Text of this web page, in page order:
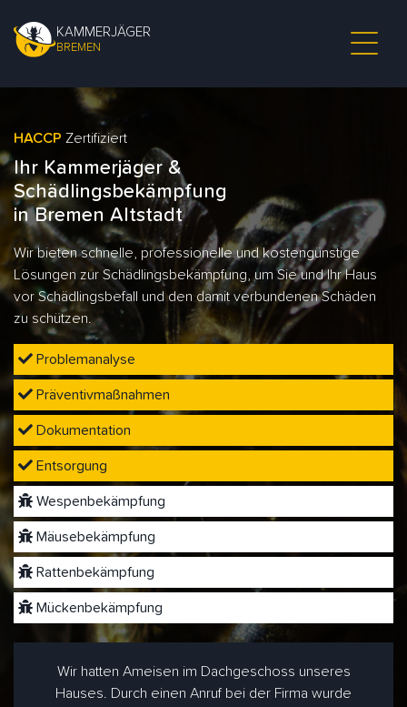
KAMMERJÄGER
BREMEN
HACCP Zertifiziert
Ihr Kammerjäger &
Schädlingsbekämpfung
in Bremen Altstadt
Wir bieten schnelle, professionelle und kostengünstige
Lösungen zur Schädlingsbekämpfung, um Sie und Ihr Haus
vor Schädlingsbefall und den damit verbundenen Schäden
zu schützen.
Problemanalyse
Präventivmaßnahmen
Dokumentation
Entsorgung
Wespenbekämpfung
Mäusebekämpfung
Rattenbekämpfung
Mückenbekämpfung
Wir hatten Ameisen im Dachgeschoss unseres
Hauses. Durch einen Anruf bei der Firma wurde